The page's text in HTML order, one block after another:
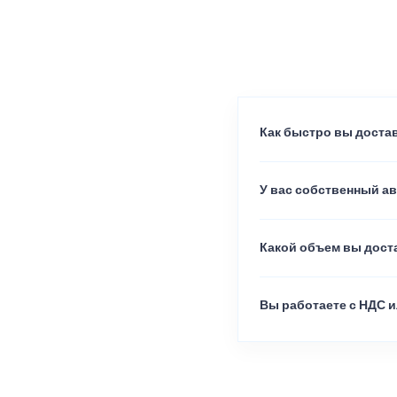
Как быстро вы
У вас собственный
Какой объем вы
Вы работаете с НДС